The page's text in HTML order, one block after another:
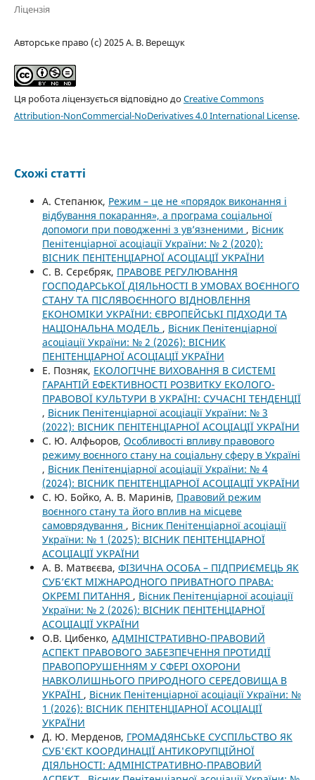
Ліцензія
Авторське право (c) 2025 А. В. Верещук
Ця робота ліцензується відповідно доCreative Commons
Attribution-NonCommercial-NoDerivatives 4.0 International License.
Схожі статті
А. Степанюк, Режим – це не «порядок виконання і
відбування покарання», а програма соціальної
допомоги при поводженні з ув’язненими , Вісник
Пенітенціарної асоціації України: № 2 (2020):
ВІСНИК ПЕНІТЕНЦІАРНОЇ АСОЦІАЦІЇ УКРАЇНИ
С. В. Сєрєбряк, ПРАВОВЕ РЕГУЛЮВАННЯ
ГОСПОДАРСЬКОЇ ДІЯЛЬНОСТІ В УМОВАХ ВОЄННОГО
СТАНУ ТА ПІСЛЯВОЄННОГО ВІДНОВЛЕННЯ
ЕКОНОМІКИ УКРАЇНИ: ЄВРОПЕЙСЬКІ ПІДХОДИ ТА
НАЦІОНАЛЬНА МОДЕЛЬ , Вісник Пенітенціарної
асоціації України: № 2 (2026): ВІСНИК
ПЕНІТЕНЦІАРНОЇ АСОЦІАЦІЇ УКРАЇНИ
Е. Позняк, ЕКОЛОГІЧНЕ ВИХОВАННЯ В СИСТЕМІ
ГАРАНТІЙ ЕФЕКТИВНОСТІ РОЗВИТКУ ЕКОЛОГО-
ПРАВОВОЇ КУЛЬТУРИ В УКРАЇНІ: СУЧАСНІ ТЕНДЕНЦІЇ
, Вісник Пенітенціарної асоціації України: № 3
(2022): ВІСНИК ПЕНІТЕНЦІАРНОЇ АСОЦІАЦІЇ УКРАЇНИ
С. Ю. Алфьоров, Особливості впливу правового
режиму воєнного стану на соціальну сферу в Україні
, Вісник Пенітенціарної асоціації України: № 4
(2024): ВІСНИК ПЕНІТЕНЦІАРНОЇ АСОЦІАЦІЇ УКРАЇНИ
С. Ю. Бойко, А. В. Маринів, Правовий режим
воєнного стану та його вплив на місцеве
самоврядування , Вісник Пенітенціарної асоціації
України: № 1 (2025): ВІСНИК ПЕНІТЕНЦІАРНОЇ
АСОЦІАЦІЇ УКРАЇНИ
А. В. Матвєєва, ФІЗИЧНА ОСОБА – ПІДПРИЄМЕЦЬ ЯК
СУБ’ЄКТ МІЖНАРОДНОГО ПРИВАТНОГО ПРАВА:
ОКРЕМІ ПИТАННЯ , Вісник Пенітенціарної асоціації
України: № 2 (2026): ВІСНИК ПЕНІТЕНЦІАРНОЇ
АСОЦІАЦІЇ УКРАЇНИ
О.В. Цибенко, АДМІНІСТРАТИВНО-ПРАВОВИЙ
АСПЕКТ ПРАВОВОГО ЗАБЕЗПЕЧЕННЯ ПРОТИДІЇ
ПРАВОПОРУШЕННЯМ У СФЕРІ ОХОРОНИ
НАВКОЛИШНЬОГО ПРИРОДНОГО СЕРЕДОВИЩА В
УКРАЇНІ , Вісник Пенітенціарної асоціації України: №
1 (2026): ВІСНИК ПЕНІТЕНЦІАРНОЇ АСОЦІАЦІЇ
УКРАЇНИ
Д. Ю. Мерденов, ГРОМАДЯНСЬКЕ СУСПІЛЬСТВО ЯК
СУБ'ЄКТ КООРДИНАЦІЇ АНТИКОРУПЦІЙНОЇ
ДІЯЛЬНОСТІ: АДМІНІСТРАТИВНО-ПРАВОВИЙ